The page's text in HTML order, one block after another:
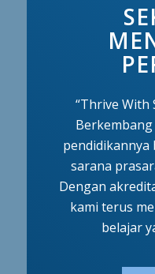
“Thrive With
pendidikannya
sarana
Dengan
kami terus
belajar